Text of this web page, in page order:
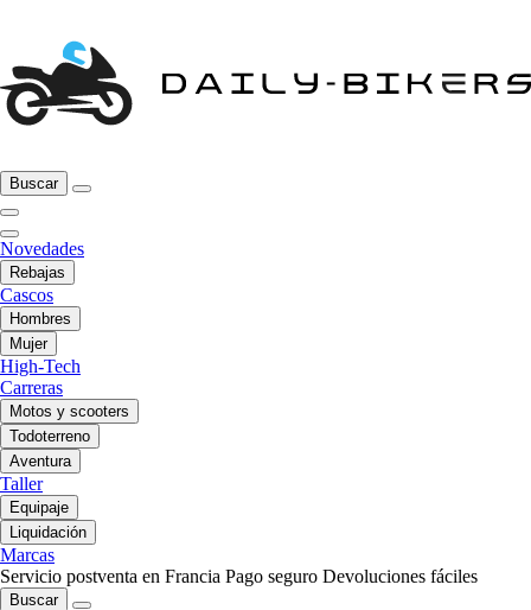
Buscar
Novedades
Rebajas
Cascos
Hombres
Mujer
High-Tech
Carreras
Motos y scooters
Todoterreno
Aventura
Taller
Equipaje
Liquidación
Marcas
Servicio postventa en Francia Pago seguro Devoluciones fáciles
Buscar